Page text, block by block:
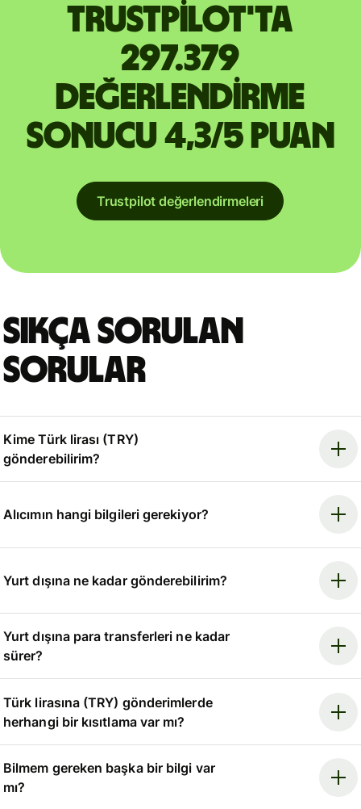
Trustpilot'ta
297.379
değerlendirme
sonucu 4,3/5 puan
Trustpilot değerlendirmeleri
Sıkça sorulan
sorular
Kime Türk lirası (TRY)
gönderebilirim?
Alıcımın hangi bilgileri gerekiyor?
Yurt dışına ne kadar gönderebilirim?
Yurt dışına para transferleri ne kadar
sürer?
Türk lirasına (TRY) gönderimlerde
herhangi bir kısıtlama var mı?
Bilmem gereken başka bir bilgi var
mı?